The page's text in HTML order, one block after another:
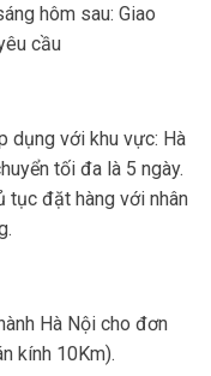
hôm sau: Giao
cầu
dụng với khu vực: Hà
tối đa là 5 ngày.
tục đặt hàng với nhân
Hà Nội cho đơn
kính 10Km).